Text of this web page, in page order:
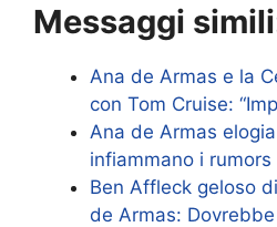
Messaggi
Ana de Armas e la
con Tom Cruise:
Ana de Armas
infiammano i
Ben Affleck geloso
de Armas: